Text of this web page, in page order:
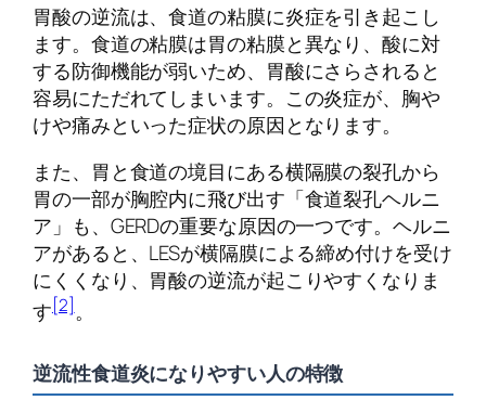
胃酸の逆流は、食道の粘膜に炎症を引き起こし
ます。食道の粘膜は胃の粘膜と異なり、酸に対
する防御機能が弱いため、胃酸にさらされると
容易にただれてしまいます。この炎症が、胸や
けや痛みといった症状の原因となります。
また、胃と食道の境目にある横隔膜の裂孔から
胃の一部が胸腔内に飛び出す「食道裂孔ヘルニ
ア」も、GERDの重要な原因の一つです。ヘルニ
アがあると、LESが横隔膜による締め付けを受け
にくくなり、胃酸の逆流が起こりやすくなりま
す[2]。
逆流性食道炎になりやすい人の特徴